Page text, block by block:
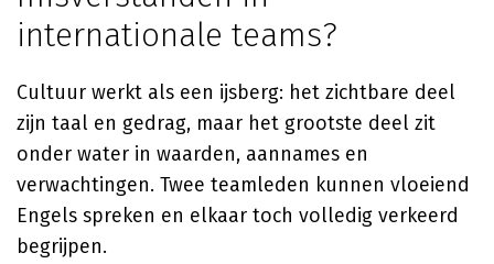
internationale teams?
Cultuur werkt als een ijsberg: het zichtbare deel
zijn taal en gedrag, maar het grootste deel zit
onder water in waarden, aannames en
verwachtingen. Twee teamleden kunnen vloeiend
Engels spreken en elkaar toch volledig verkeerd
begrijpen.